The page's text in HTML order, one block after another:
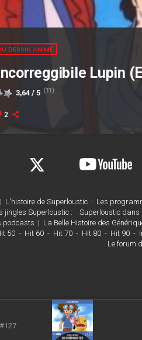
DESSIN ANIMÉ
Lupin
3,64 / 5 (11)
2
| L'histoire de Superloustic : Les
jingles Superloustic : Superloustic dans
podcasts | La Belle Histoire des
50 - Hit 60 - Hit 70 - Hit 80 - Hit 90 -
Le forum